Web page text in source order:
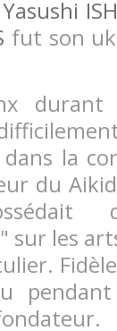
Yasushi
fut son
durant
la
du
sur les